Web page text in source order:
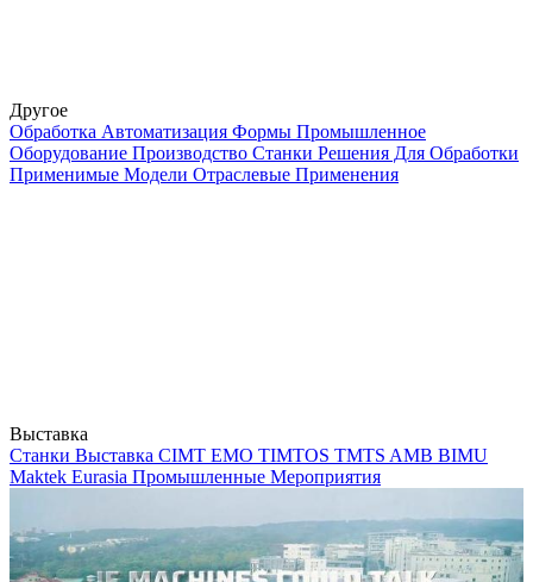
Другое
Обработка Автоматизация Формы Промышленное
Оборудование Производство Станки Решения Для Обработки
Применимые Модели Отраслевые Применения
Выставка
Станки Выставка CIMT EMO TIMTOS TMTS AMB BIMU
Maktek Eurasia Промышленные Мероприятия